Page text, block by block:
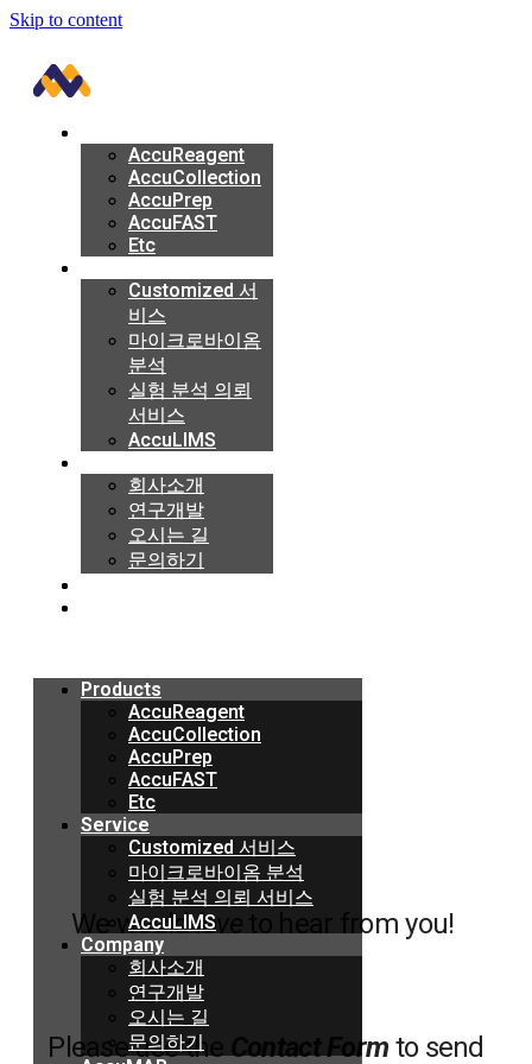
Skip to content
AccuReagent
AccuCollection
AccuPrep
AccuFAST
Etc
Customized 서
비스
마이크로바이옴
분석
실험 분석 의뢰
서비스
AccuLIMS
회사소개
연구개발
오시는 길
문의하기
Products
AccuReagent
AccuCollection
AccuPrep
AccuFAST
Etc
Service
Customized 서비스
마이크로바이옴 분석
실험 분석 의뢰 서비스
AccuLIMS
Company
회사소개
연구개발
오시는 길
문의하기
AccuReagent
AccuCollection
AccuPrep
AccuFAST
Etc
Customized 서
비스
마이크로바이옴
분석
실험 분석 의뢰
서비스
AccuLIMS
회사소개
연구개발
오시는 길
문의하기
Products
AccuReagent
AccuCollection
AccuPrep
AccuFAST
Etc
Service
Customized 서비스
마이크로바이옴 분석
실험 분석 의뢰 서비스
AccuLIMS
Company
회사소개
연구개발
오시는 길
문의하기
We wouldlove to hear from you!
Please use theContact Form to send